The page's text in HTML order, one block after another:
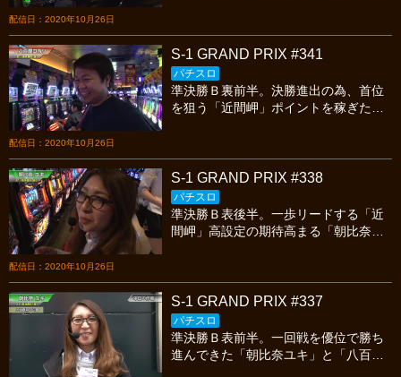
配信日：2020年10月26日
トバトルを見逃すな！
配信日：2020年10月26日
S-1 GRAND PRIX #341
パチスロ
準決勝Ｂ裏前半。決勝進出の為、首位
を狙う「近間岬」ポイントを稼ぎたい
ルを見逃すな！
配信日：2020年10月26日
S-1 GRAND PRIX #338
パチスロ
準決勝Ｂ表後半。一歩リードする「近
間岬」高設定の期待高まる「朝比奈ユ
トルを見逃すな！
S-1 GRAND PRIX #337
パチスロ
準決勝Ｂ表前半。一回戦を優位で勝ち
進んできた「朝比奈ユキ」と「八百屋